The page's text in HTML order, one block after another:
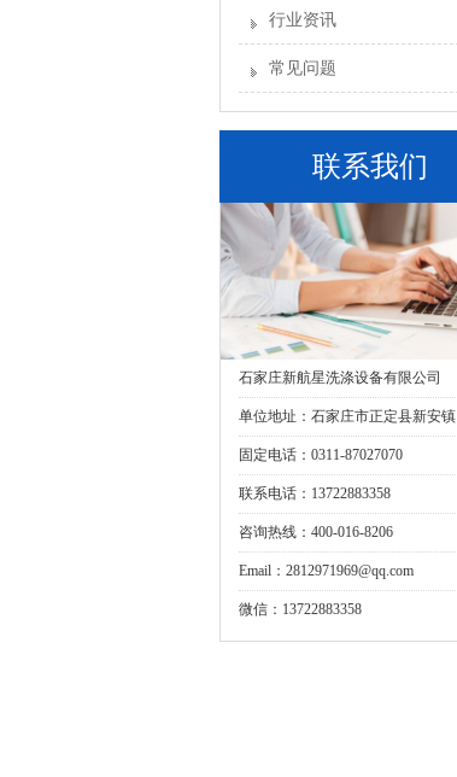
行业资讯
常见问题
联系我们
石家庄新航星洗涤设备有限公司
单位地址：石家庄市正定县新安镇
固定电话：0311-87027070
联系电话：13722883358
咨询热线：400-016-8206
Email：2812971969@qq.com
微信：13722883358